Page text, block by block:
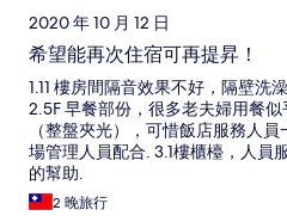
2020 年 10 月 12 日
希望能再次住宿可再提昇！
1.11 樓房間隔音效果不好，隔壁洗
2.5F 早餐部份，很多老夫婦用餐
（整盤夾光），可惜飯店服務人
場管理人員配合. 3.1樓櫃檯，人員
的幫助.
2 晚旅行